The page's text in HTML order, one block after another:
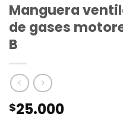
Manguera
de gases
B
$25.000